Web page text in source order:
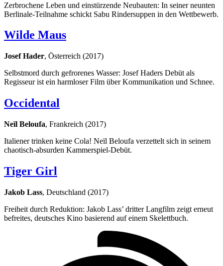
Zerbrochene Leben und einstürzende Neubauten: In seiner neunten
Berlinale-Teilnahme schickt Sabu Rindersuppen in den Wettbewerb.
Wilde Maus
Josef Hader, Österreich (2017)
Selbstmord durch gefrorenes Wasser: Josef Haders Debüt als
Regisseur ist ein harmloser Film über Kommunikation und Schnee.
Occidental
Neïl Beloufa, Frankreich (2017)
Italiener trinken keine Cola! Neïl Beloufa verzettelt sich in seinem
chaotisch-absurden Kammerspiel-Debüt.
Tiger Girl
Jakob Lass, Deutschland (2017)
Freiheit durch Reduktion: Jakob Lass’ dritter Langfilm zeigt erneut
befreites, deutsches Kino basierend auf einem Skelettbuch.